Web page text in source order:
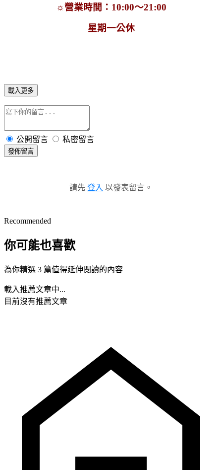
☼營業時間：10:00～21:00
星期一公休
載入更多
公開留言 私密留言
發佈留言
請先 登入 以發表留言。
Recommended
你可能也喜歡
為你精選 3 篇值得延伸閱讀的內容
載入推薦文章中...
目前沒有推薦文章